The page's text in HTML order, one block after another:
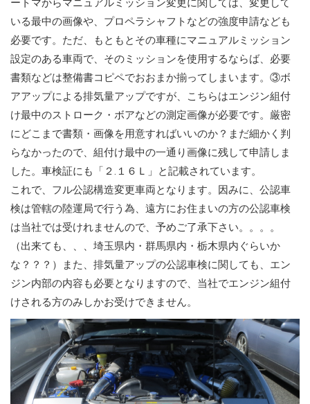
ートマからマニュアルミッション変更に関しては、変更して
いる最中の画像や、プロペラシャフトなどの強度申請なども
必要です。ただ、もともとその車種にマニュアルミッション
設定のある車両で、そのミッションを使用するならば、必要
書類などは整備書コピペでおおまか揃ってしまいます。③ボ
アアップによる排気量アップですが、こちらはエンジン組付
け最中のストローク・ボアなどの測定画像が必要です。厳密
にどこまで書類・画像を用意すればいいのか？まだ細かく判
らなかったので、組付け最中の一通り画像に残して申請しま
した。車検証にも「２.１６Ｌ」と記載されています。
これで、フル公認構造変更車両となります。因みに、公認車
検は管轄の陸運局で行う為、遠方にお住まいの方の公認車検
は当社では受けれませんので、予めご了承下さい。。。。
（出来ても、、、埼玉県内・群馬県内・栃木県内ぐらいか
な？？？）また、排気量アップの公認車検に関しても、エン
ジン内部の内容も必要となりますので、当社でエンジン組付
けされる方のみしかお受けできません。